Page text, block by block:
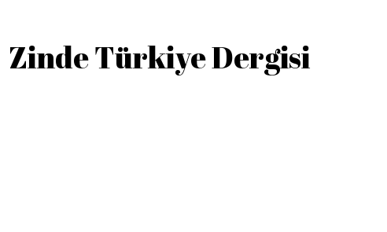
Zinde Türkiye Dergisi